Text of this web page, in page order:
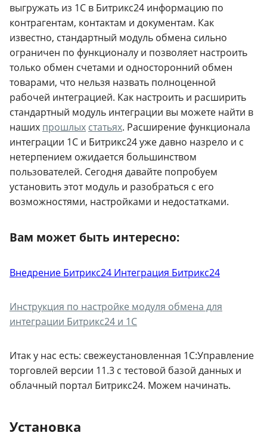
выгружать из 1С в Битрикс24 информацию по
контрагентам, контактам и документам. Как
известно, стандартный модуль обмена сильно
ограничен по функционалу и позволяет настроить
только обмен счетами и односторонний обмен
товарами, что нельзя назвать полноценной
рабочей интеграцией. Как настроить и расширить
стандартный модуль интеграции вы можете найти в
наших прошлых статьях. Расширение функционала
интеграции 1С и Битрикс24 уже давно назрело и с
нетерпением ожидается большинством
пользователей. Сегодня давайте попробуем
установить этот модуль и разобраться с его
возможностями, настройками и недостатками.
Вам может быть интересно:
Внедрение Битрикс24 Интеграция Битрикс24
Инструкция по настройке модуля обмена для
интеграции Битрикс24 и 1С
Итак у нас есть: свежеустановленная 1С:Управление
торговлей версии 11.3 с тестовой базой данных и
облачный портал Битрикс24. Можем начинать.
Установка